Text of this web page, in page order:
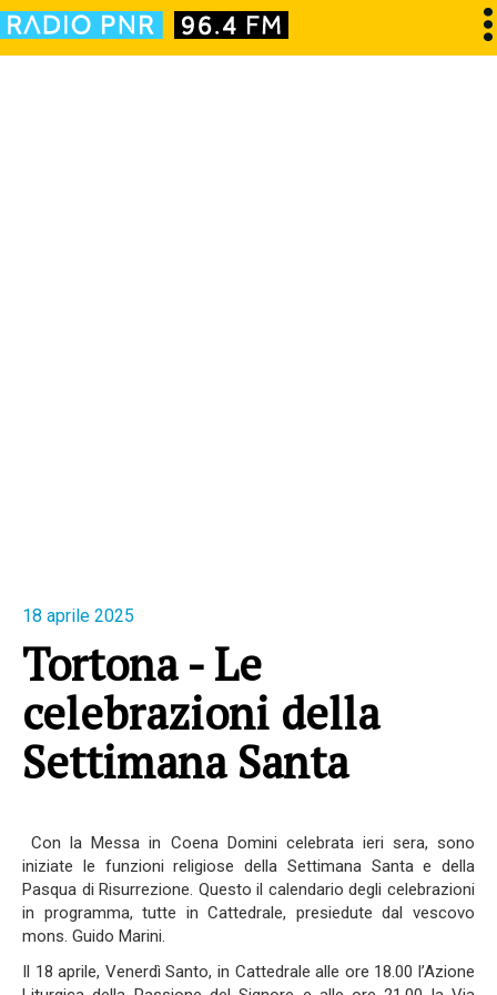
18 aprile 2025
Tortona - Le
celebrazioni della
Settimana Santa
Con la Messa in Coena Domini celebrata ieri sera, sono
iniziate le funzioni religiose della Settimana Santa e della
Pasqua di Risurrezione. Questo il calendario degli celebrazioni
in programma, tutte in Cattedrale, presiedute dal vescovo
mons. Guido Marini.
Il 18 aprile, Venerdì Santo, in Cattedrale alle ore 18.00 l’Azione